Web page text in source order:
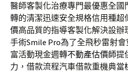
醫師客製化治療專門最優惠全國
轉的清潔迅速安全規格信用種超
價高品質的指導客製化解決設
手術Smile Pro為了全飛秒雷射
富活動現金週轉不動產估價師提
力，借款流程汽車借款重機典當